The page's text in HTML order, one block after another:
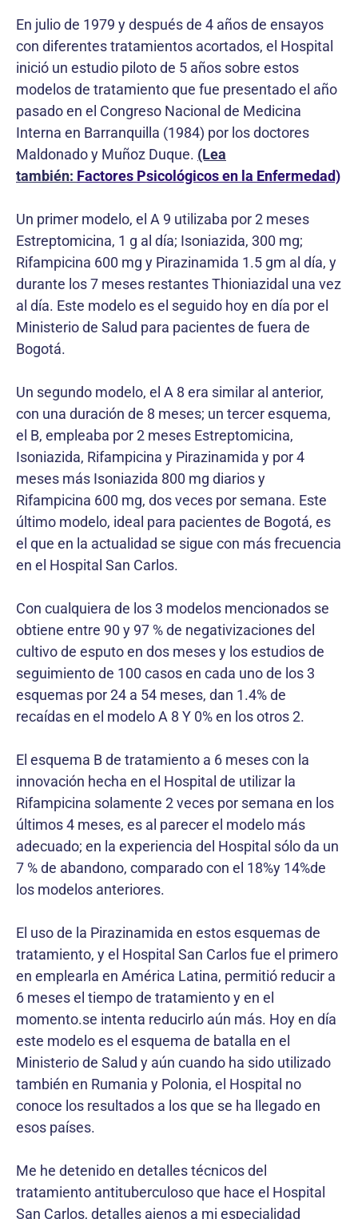
En julio de 1979 y después de 4 años de ensayos
con diferentes tratamientos acortados, el Hospital
inició un estudio piloto de 5 años sobre estos
modelos de tratamiento que fue presentado el año
pasado en el Congreso Nacional de Medicina
Interna en Barranquilla (1984) por los doctores
Maldonado y Muñoz Duque. (Lea
también: Factores Psicológicos en la Enfermedad)
Un primer modelo, el A 9 utilizaba por 2 meses
Estreptomicina, 1 g al día; Isoniazida, 300 mg;
Rifampicina 600 mg y Pirazinamida 1.5 gm al día, y
durante los 7 meses restantes Thioniazidal una vez
al día. Este modelo es el seguido hoy en día por el
Ministerio de Salud para pacientes de fuera de
Bogotá.
Un segundo modelo, el A 8 era similar al anterior,
con una duración de 8 meses; un tercer esquema,
el B, empleaba por 2 meses Estreptomicina,
Isoniazida, Rifampicina y Pirazinamida y por 4
meses más Isoniazida 800 mg diarios y
Rifampicina 600 mg, dos veces por semana. Este
último modelo, ideal para pacientes de Bogotá, es
el que en la actualidad se sigue con más frecuencia
en el Hospital San Carlos.
Con cualquiera de los 3 modelos mencionados se
obtiene entre 90 y 97 % de negativizaciones del
cultivo de esputo en dos meses y los estudios de
seguimiento de 100 casos en cada uno de los 3
esquemas por 24 a 54 meses, dan 1.4% de
recaídas en el modelo A 8 Y 0% en los otros 2.
El esquema B de tratamiento a 6 meses con la
innovación hecha en el Hospital de utilizar la
Rifampicina solamente 2 veces por semana en los
últimos 4 meses, es al parecer el modelo más
adecuado; en la experiencia del Hospital sólo da un
7 % de abandono, comparado con el 18%y 14%de
los modelos anteriores.
El uso de la Pirazinamida en estos esquemas de
tratamiento, y el Hospital San Carlos fue el primero
en emplearla en América Latina, permitió reducir a
6 meses el tiempo de tratamiento y en el
momento.se intenta reducirlo aún más. Hoy en día
este modelo es el esquema de batalla en el
Ministerio de Salud y aún cuando ha sido utilizado
también en Rumania y Polonia, el Hospital no
conoce los resultados a los que se ha llegado en
esos países.
Me he detenido en detalles técnicos del
tratamiento antituberculoso que hace el Hospital
San Carlos, detalles ajenos a mi especialidad